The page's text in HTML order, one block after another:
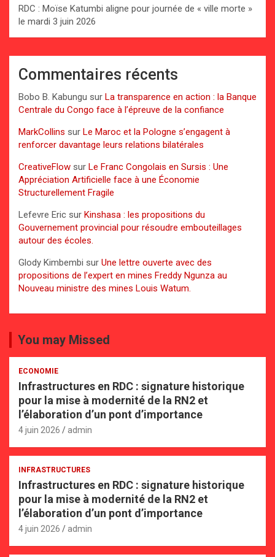
RDC : Moïse Katumbi aligne pour journée de « ville morte »
le mardi 3 juin 2026
Commentaires récents
Bobo B. Kabungu sur La transparence en action : la Banque
Centrale du Congo face à l’épreuve de la confiance
MarkCollins sur Le Maroc et la Pologne s’engagent à
renforcer davantage leurs relations bilatérales
CreativeFlow sur Le Franc Congolais en Sursis : Une
Appréciation Artificielle face à une Économie
Structurellement Fragile
Lefevre Eric sur Kinshasa : les propositions du
Gouvernement provincial pour résoudre embouteillages
autour des écoles.
Glody Kimbembi sur Une lettre ouverte avec des
propositions de l’expert en mines Freddy Ngunza au
Nouveau ministre des mines Louis Watum.
You may Missed
ECONOMIE
Infrastructures en RDC : signature historique
pour la mise à modernité de la RN2 et
l’élaboration d’un pont d’importance
4 juin 2026 admin
INFRASTRUCTURES
Infrastructures en RDC : signature historique
pour la mise à modernité de la RN2 et
l’élaboration d’un pont d’importance
4 juin 2026 admin